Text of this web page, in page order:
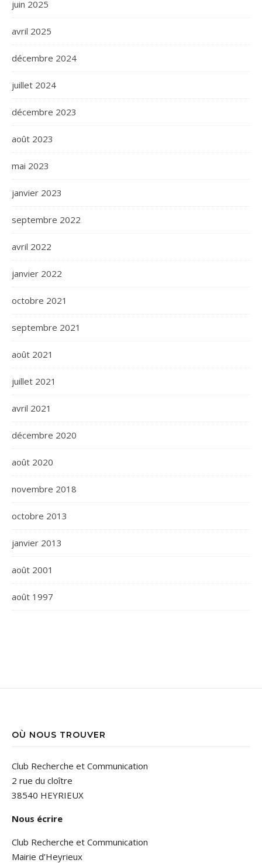
juin 2025
avril 2025
décembre 2024
juillet 2024
décembre 2023
août 2023
mai 2023
janvier 2023
septembre 2022
avril 2022
janvier 2022
octobre 2021
septembre 2021
août 2021
juillet 2021
avril 2021
décembre 2020
août 2020
novembre 2018
octobre 2013
janvier 2013
août 2001
août 1997
OÙ NOUS TROUVER
Club Recherche et Communication
2 rue du cloître
38540 HEYRIEUX
Nous écrire
Club Recherche et Communication
Mairie d’Heyrieux